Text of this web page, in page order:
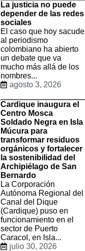
La justicia no puede
depender de las redes
sociales
El caso que hoy sacude
al periodismo
colombiano ha abierto
un debate que va
mucho más allá de los
nombres...
agosto 3, 2026
Cardique inaugura el
Centro Mosca
Soldado Negra en Isla
Múcura para
transformar residuos
orgánicos y fortalecer
la sostenibilidad del
Archipiélago de San
Bernardo
La Corporación
Autónoma Regional del
Canal del Dique
(Cardique) puso en
funcionamiento en el
sector de Puerto
Caracol, en Isla...
julio 30, 2026